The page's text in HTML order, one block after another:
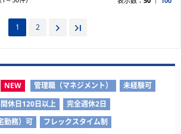
1 2
NEW 管理職（マネジメント）
未経験可
休日120日以上
完全週休2日
勤務）可
フレックスタイム制